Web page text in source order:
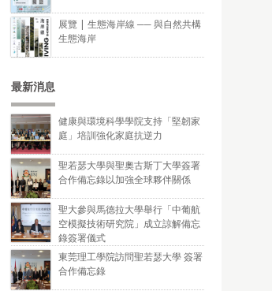
展覽 | 生態海岸線 ── 與自然共構
生態海岸
最新消息
健康與環境科學學院支持「堅韌家
庭」培訓強化家庭抗逆力
聖若瑟大學與聖奧古斯丁大學簽署
合作備忘錄以加強全球夥伴關係
聖大參與馬德拉大學舉行「中葡航
空模擬技術研究院」成立諒解備忘
錄簽署儀式
東莞理工學院訪問聖若瑟大學 簽署
合作備忘錄